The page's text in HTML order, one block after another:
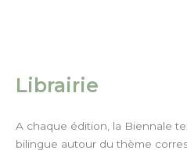
Librairie
A chaque édition, la Biennale
bilingue autour du thème